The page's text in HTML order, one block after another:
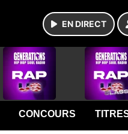
EN DIRECT
CONCOURS